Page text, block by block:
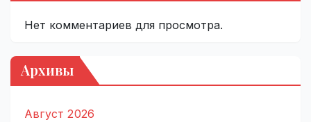
Нет комментариев для просмотра.
Архивы
Август 2026